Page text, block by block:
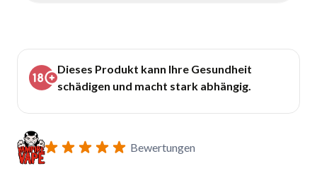
Dieses Produkt kann Ihre Gesundheit
schädigen und macht stark abhängig.
Bewertungen